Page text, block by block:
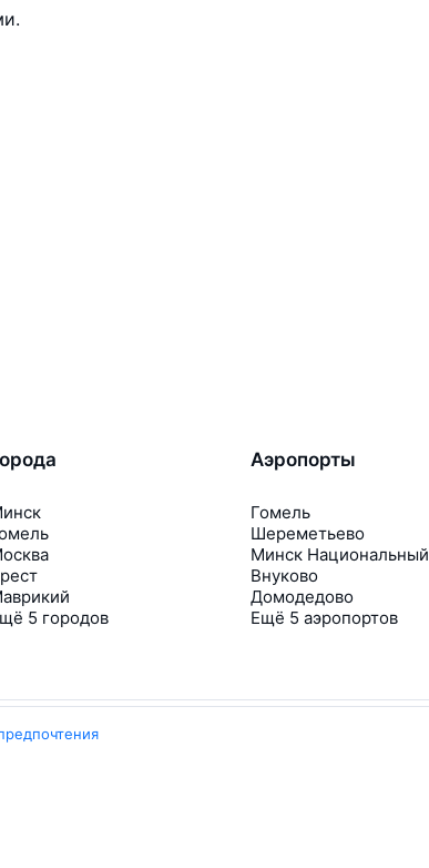
5 городов
Аэропорты
Гомель
Шереметьево
Минск Национальный
Внуково
Домодедово
Ещё 5 аэропортов